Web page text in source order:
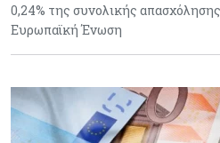
0,24% της συνολικής
Ευρωπαϊκή Ένωση